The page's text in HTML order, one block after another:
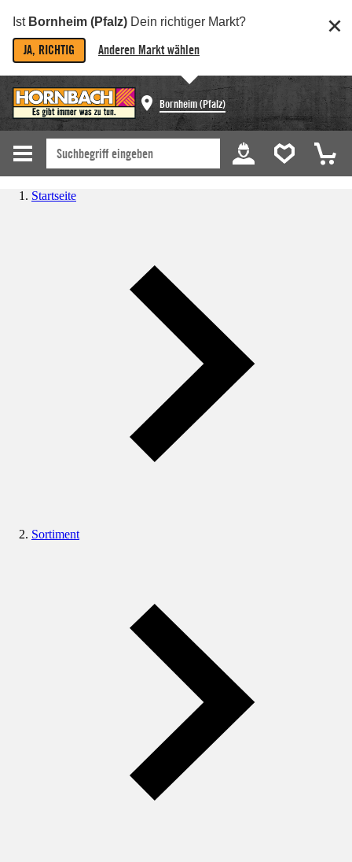
Ist Bornheim (Pfalz) Dein richtiger Markt?
JA, RICHTIG Anderen Markt wählen
Bornheim (Pfalz)
Startseite
Sortiment